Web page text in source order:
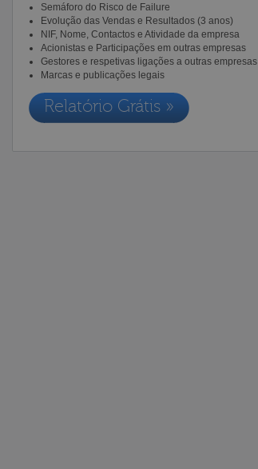
Semáforo do Risco de Failure
Evolução das Vendas e Resultados (3 anos)
NIF, Nome, Contactos e Atividade da empresa
Acionistas e Participações em outras empresas
Gestores e respetivas ligações a outras empresas
Marcas e publicações legais
Relatório Grátis »